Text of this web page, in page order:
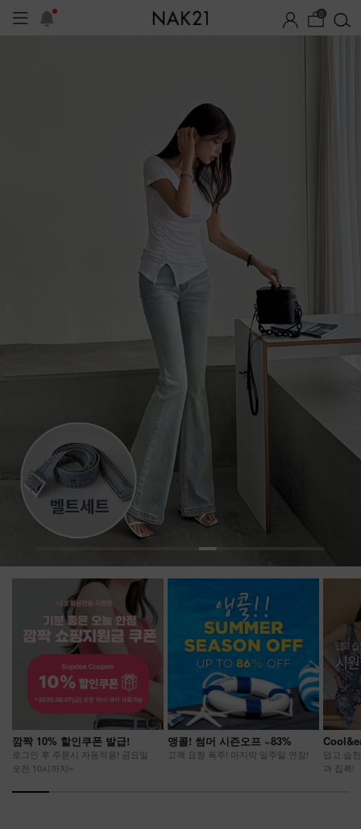
0
1+1 기획세트 자체제작 여름
깜짝 10% 할인쿠폰 발급!
로그인 후 주문시 자동적용! 금요일
오전 10시까지~
앵콜! 썸머 시즌오프 ~83%
고객 요청 폭주! 마지막 일주일 연장!
덥고 습
과 집콕!